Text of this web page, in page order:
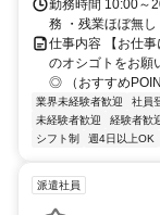
勤務時間 10:00～
務 ・残業ほぼ無
仕事内容 【お仕
のオシゴトをお願
◎ （おすすめ
業界未経験者歓迎 社員
未経験者歓迎
経験者歓
シフト制
週4日以上OK
派遣社員